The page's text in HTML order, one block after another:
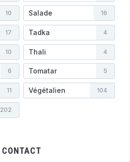
10 Salade 16
17 Tadka 4
10 Thali 4
6 Tomatar 5
11 Végétalien 104
202
CONTACT